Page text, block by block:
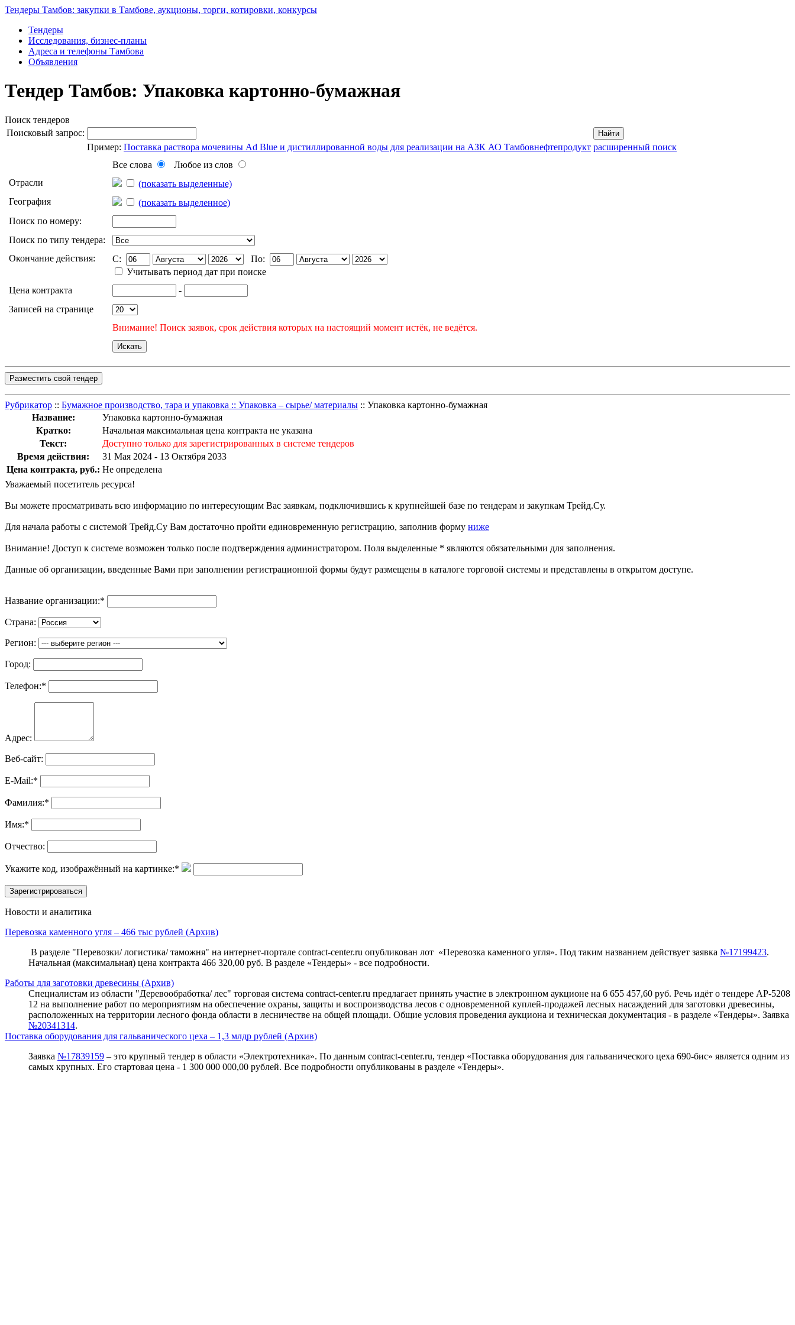
Тендеры Тамбов: закупки в Тамбове, аукционы, торги, котировки, конкурсы
Тендеры
Исследования, бизнес-планы
Адреса и телефоны Тамбова
Объявления
Тендер Тамбов: Упаковка картонно-бумажная
Поиск тендеров
Поисковый запрос:
Найти
Пример: Поставка раствора мочевины Ad Blue и дистиллированной воды для реализации на АЗК АО Тамбовнефтепродукт расширенный поиск
Все слова
Любое из слов
Отрасли
(показать выделенные)
География
(показать выделенное)
Поиск по номеру:
Поиск по типу тендера:
Окончание действия:
C:
По:
Учитывать период дат при поиске
Цена контракта
-
Записей на странице
Внимание! Поиск заявок, срок действия которых на настоящий момент истёк, не ведётся.
Разместить свой тендер
Рубрикатор :: Бумажное производство, тара и упаковка :: Упаковка – сырье/ материалы :: Упаковка картонно-бумажная
Название:
Упаковка картонно-бумажная
Кратко:
Начальная максимальная цена контракта не указана
Текст:
Доступно только для зарегистрированных в системе тендеров
Время действия:
31 Мая 2024 - 13 Октября 2033
Цена контракта, руб.: Не определена
Уважаемый посетитель ресурса!
Вы можете просматривать всю информацию по интересующим Вас заявкам, подключившись к крупнейшей базе по тендерам и закупкам Трейд.Су.
Для начала работы с системой Трейд.Су Вам достаточно пройти единовременную регистрацию, заполнив форму ниже
Внимание! Доступ к системе возможен только после подтверждения администратором. Поля выделенные * являются обязательными для заполнения.
Данные об организации, введенные Вами при заполнении регистрационной формы будут размещены в каталоге торговой системы и представлены в открытом доступе.
Название организации:*
Страна:
Регион:
Город:
Телефон:*
Адрес:
Веб-сайт:
E-Mail:*
Фамилия:*
Имя:*
Отчество:
Укажите код, изображённый на картинке:*
Новости и аналитика
Перевозка каменного угля – 466 тыс рублей (Архив)
В разделе "Перевозки/ логистика/ таможня" на интернет-портале contract-center.ru опубликован лот «Перевозка каменного угля». Под таким названием действует заявка №17199423.
Начальная (максимальная) цена контракта 466 320,00 руб. В разделе «Тендеры» - все подробности.
Работы для заготовки древесины (Архив)
Специалистам из области "Деревообработка/ лес" торговая система contract-center.ru предлагает принять участие в электронном аукционе на 6 655 457,60 руб. Речь идёт о тендере АР-5208
12 на выполнение работ по мероприятиям на обеспечение охраны, защиты и воспроизводства лесов с одновременной куплей-продажей лесных насаждений для заготовки древесины,
расположенных на территории лесного фонда области в лесничестве на общей площади. Общие условия проведения аукциона и техническая документация - в разделе «Тендеры». Заявка
№20341314.
Поставка оборудования для гальванического цеха – 1,3 млдр рублей (Архив)
Заявка №17839159 – это крупный тендер в области «Электротехника». По данным contract-center.ru, тендер «Поставка оборудования для гальванического цеха 690-бис» является одним из
самых крупных. Его стартовая цена - 1 300 000 000,00 рублей. Все подробности опубликованы в разделе «Тендеры».